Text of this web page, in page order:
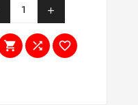
add
  